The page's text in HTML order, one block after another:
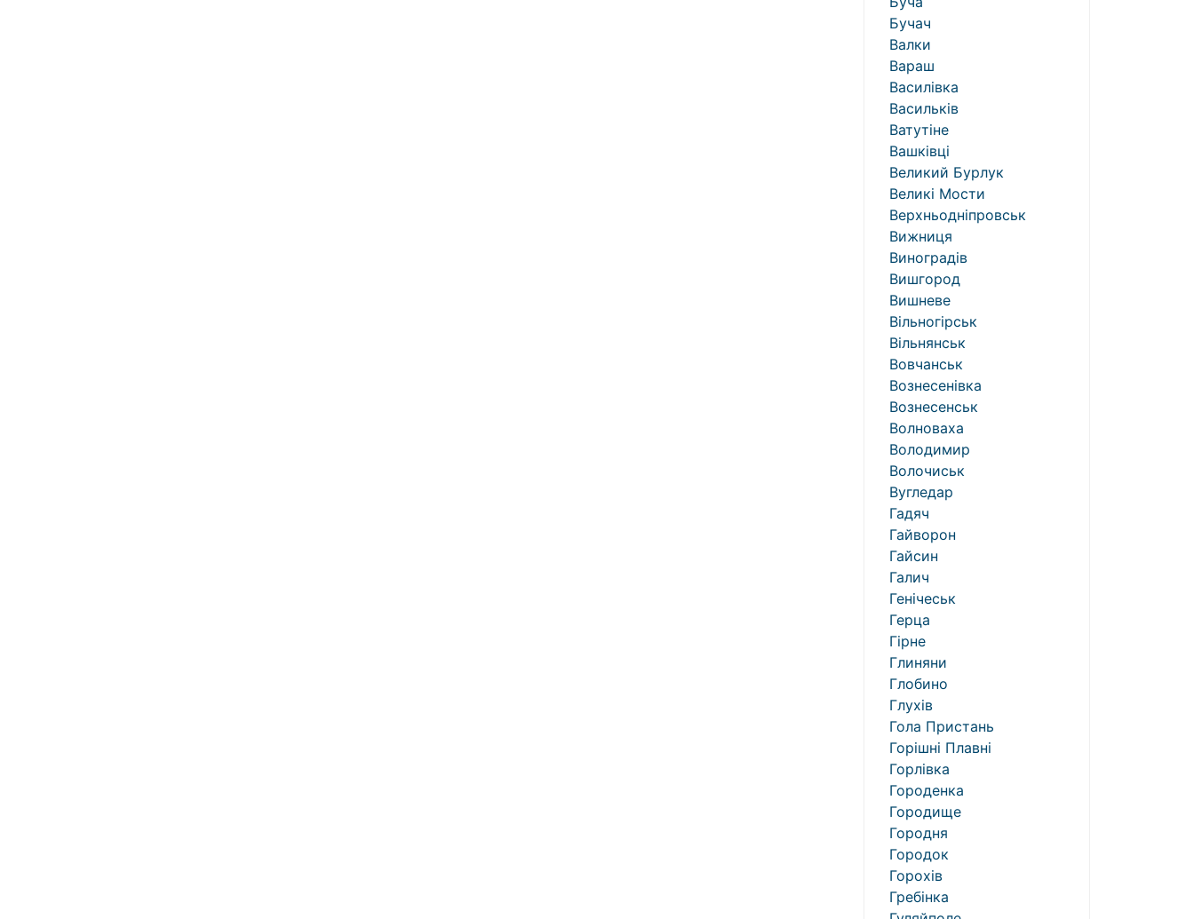
Бучач
Валки
Вараш
Василівка
Васильків
Ватутіне
Вашківці
Великий Бурлук
Великі Мости
Верхньодніпровськ
Вижниця
Виноградів
Вишгород
Вишневе
Вільногірськ
Вільнянськ
Вовчанськ
Вознесенівка
Вознесенськ
Волноваха
Володимир
Волочиськ
Вугледар
Гадяч
Гайворон
Гайсин
Галич
Генічеськ
Герца
Гірне
Глиняни
Глобино
Глухів
Гола Пристань
Горішні Плавні
Горлівка
Городенка
Городище
Городня
Городок
Горохів
Гребінка